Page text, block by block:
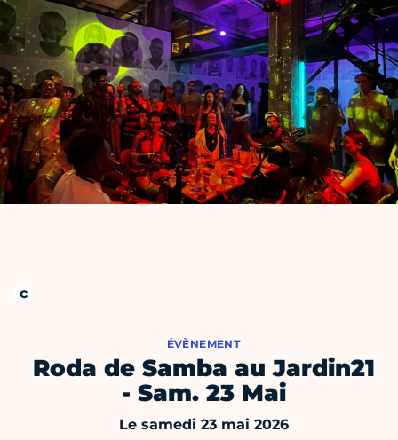
ÉVÈNEMENT
Roda de Samba au Jardin21
- Sam. 23 Mai
Le samedi 23 mai 2026